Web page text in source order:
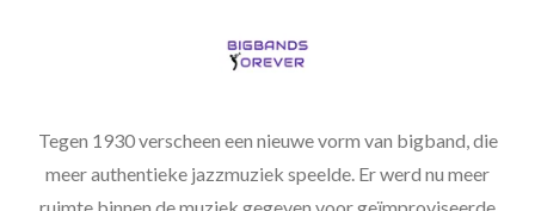
Tegen 1930 verscheen een nieuwe vorm van bigband, die
meer authentieke jazzmuziek speelde. Er werd nu meer